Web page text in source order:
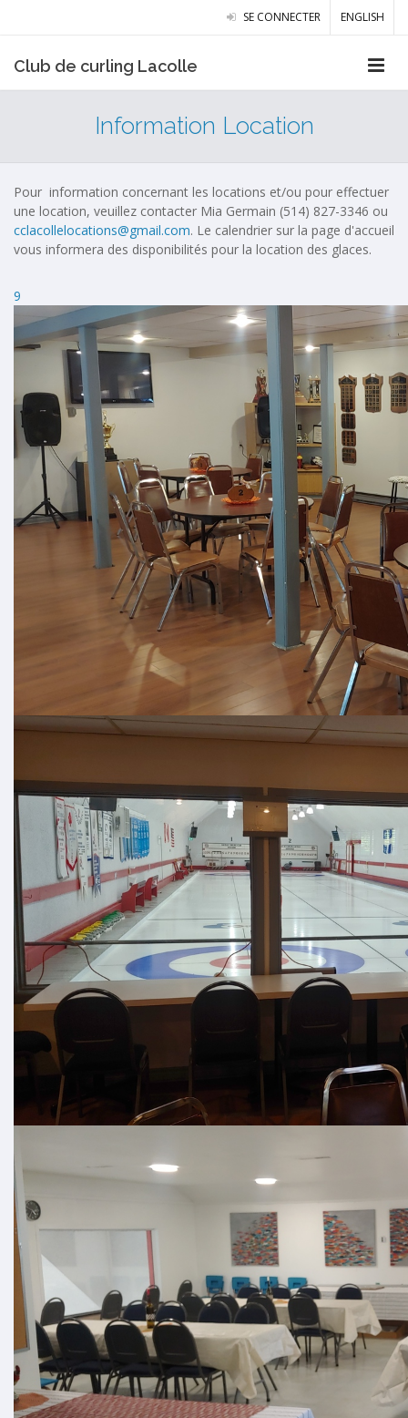
SE CONNECTER ENGLISH
Club de curling Lacolle
Information Location
Pour information concernant les locations et/ou pour effectuer
une location, veuillez contacter Mia Germain (514) 827-3346 ou
cclacollelocations@gmail.com. Le calendrier sur la page d'accueil
vous informera des disponibilités pour la location des glaces.
9